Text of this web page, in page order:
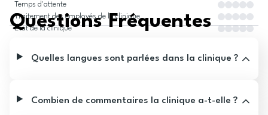
Temps d'attente
Traitement des employés de la clinique
État de la clinique
Questions Fréquentes
Quelles langues sont parlées dans la clinique ?
Combien de commentaires la clinique a-t-elle ?